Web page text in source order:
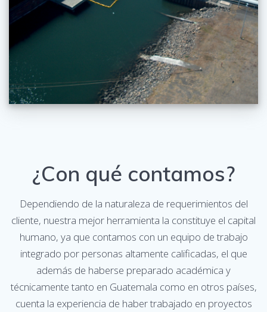
¿Con qué contamos?
Dependiendo de la naturaleza de requerimientos del
cliente, nuestra mejor herramienta la constituye el capital
humano, ya que contamos con un equipo de trabajo
integrado por personas altamente calificadas, el que
además de haberse preparado académica y
técnicamente tanto en Guatemala como en otros países,
cuenta la experiencia de haber trabajado en proyectos